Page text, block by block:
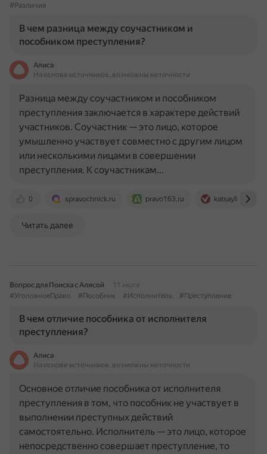
#Различия
В чем разница между соучастником и
пособником преступления?
Алиса
На основе источников, возможны неточности
0 spravochnick.ru pravo163.ru katsaylidi.ru
Разница между соучастником и пособником
преступления заключается в характере действий
участников. Соучастник — это лицо, которое
умышленно участвует совместно с другим лицом
или несколькими лицами в совершении
преступления. К соучастникам…
Читать далее
Вопрос для Поиска с Алисой
11 июля
#УголовноеПраво
#Пособник #Исполнитель #Преступление
В чем отличие пособника от исполнителя
преступления?
Алиса
На основе источников, возможны неточности
Основное отличие пособника от исполнителя
преступления в том, что пособник не участвует в
выполнении преступных действий
самостоятельно. Исполнитель — это лицо, которое
непосредственно совершает преступление, то